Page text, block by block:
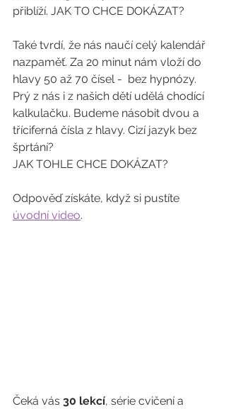
přiblíží. JAK TO CHCE DOKÁZAT?
Také tvrdí, že nás naučí celý kalendář
nazpaměť. Za 20 minut nám vloží do
hlavy 50 až 70 čísel -  bez hypnózy.
Prý z nás i z našich dětí udělá chodící
kalkulačku. Budeme násobit dvou a
tříciferná čísla z hlavy. Cizí jazyk bez
šprtání?
JAK TOHLE CHCE DOKÁZAT?
Odpověď získáte, když si pustíte
úvodní video.
Čeká vás 30 lekcí, série cvičení a